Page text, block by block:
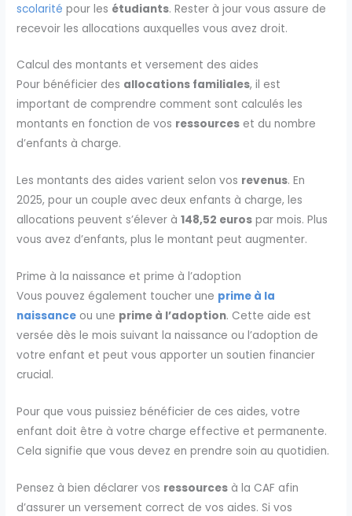
scolarité pour les étudiants. Rester à jour vous assure de
recevoir les allocations auxquelles vous avez droit.
Calcul des montants et versement des aides
Pour bénéficier des allocations familiales, il est
important de comprendre comment sont calculés les
montants en fonction de vos ressources et du nombre
d’enfants à charge.
Les montants des aides varient selon vos revenus. En
2025, pour un couple avec deux enfants à charge, les
allocations peuvent s’élever à148,52 euros par mois. Plus
vous avez d’enfants, plus le montant peut augmenter.
Prime à la naissance et prime à l’adoption
Vous pouvez également toucher une prime à la
naissance ou une prime à l’adoption. Cette aide est
versée dès le mois suivant la naissance ou l’adoption de
votre enfant et peut vous apporter un soutien financier
crucial.
Pour que vous puissiez bénéficier de ces aides, votre
enfant doit être à votre charge effective et permanente.
Cela signifie que vous devez en prendre soin au quotidien.
Pensez à bien déclarer vos ressources à la CAF afin
d’assurer un versement correct de vos aides. Si vos